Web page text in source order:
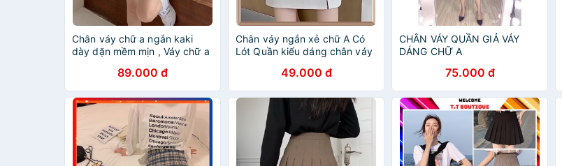
Chân váy chữ a ngắn kaki
dày dặn mềm mịn , Váy chữ a
89.000 đ
Chân váy ngắn xẻ chữ A Có
Lót Quần kiểu dáng chân váy
49.000 đ
CHÂN VÁY QUẦN GIẢ VÁY
DÁNG CHỮ A
75.000 đ